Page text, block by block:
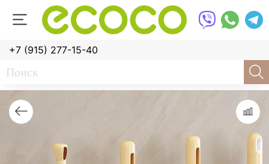
+7 (915) 277-15-40